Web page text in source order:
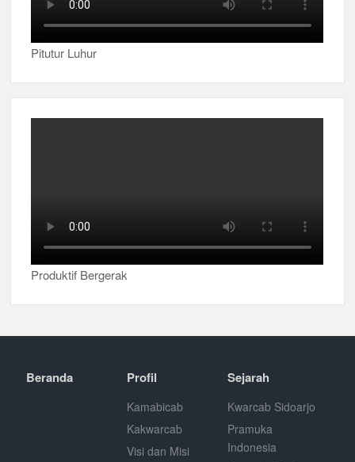
Pitutur Luhur
Produktif Bergerak
Beranda Profil
Kamabicab
Kakwarcab
Visi dan Misi
Sejarah
Kwarcab Sidoarjo
Pramuka
Indonesia